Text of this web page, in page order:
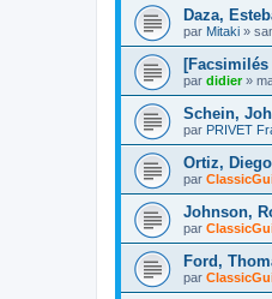
Daza,
par Mitaki »
par didier»
Schein,
par PRIVET
Ortiz, Diego
par
Johnson,
par
Ford,
par